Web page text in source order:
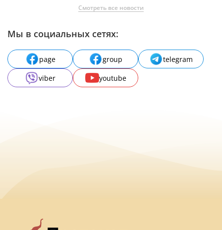
Смотреть все новости
Мы в социальных сетях:
page group
telegram
viber
youtube